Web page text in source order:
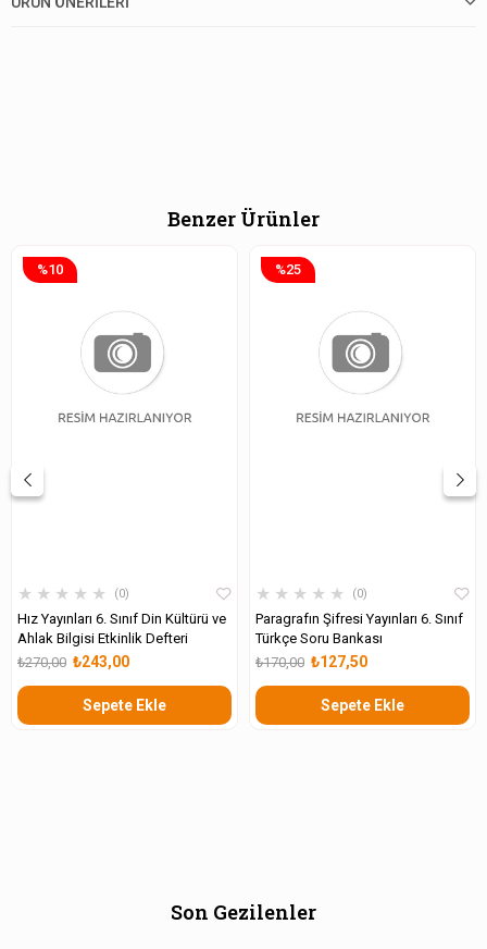
Benzer Ürünler
★ ★ ★ ★ ★ 0
Hız Yayınları 6. Sınıf Din Kültürü ve
Ahlak Bilgisi Etkinlik Defteri
₺243,00
₺270,00
Sepete Ekle
%10
★ ★ ★ ★ ★ 0
Paragrafın Şifresi Yayınları 6. Sınıf
Türkçe Soru Bankası
₺127,50
₺170,00
Sepete Ekle
%25
Son Gezilenler